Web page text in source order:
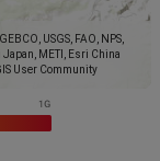
USGS, FAO, NPS,
Japan, METI, Esri China
User Community